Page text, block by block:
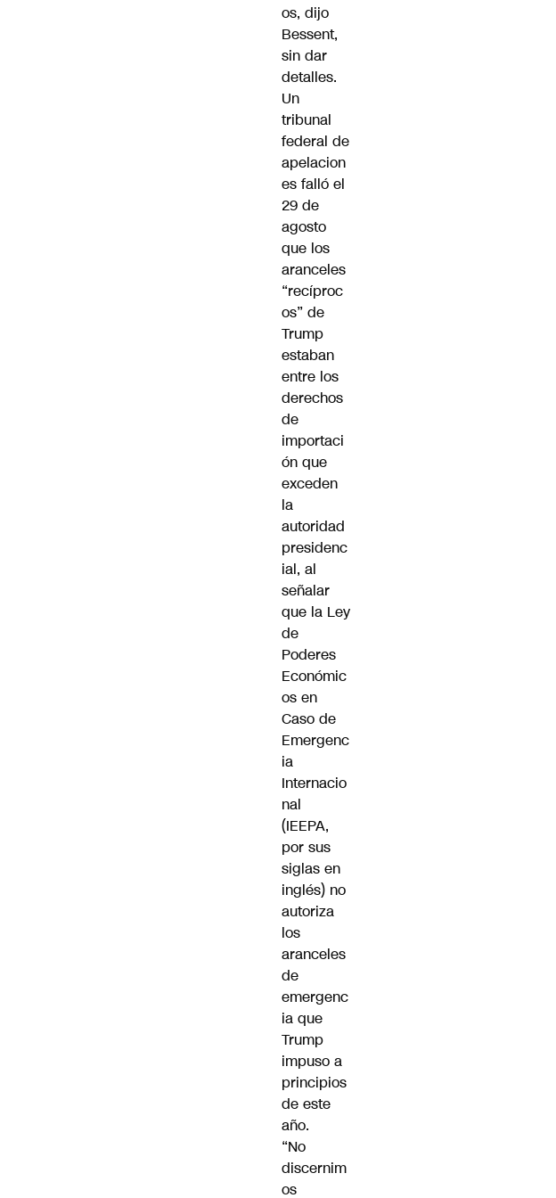
os, dijo
Bessent,
sin dar
detalles.
Un
tribunal
federal de
apelacion
es falló el
29 de
agosto
que los
aranceles
“recíproc
os” de
Trump
estaban
entre los
derechos
de
importaci
ón que
exceden
la
autoridad
presidenc
ial, al
señalar
que la Ley
de
Poderes
Económic
os en
Caso de
Emergenc
ia
Internacio
nal
(IEEPA,
por sus
siglas en
inglés) no
autoriza
los
aranceles
de
emergenc
ia que
Trump
impuso a
principios
de este
año.
“No
discernim
os